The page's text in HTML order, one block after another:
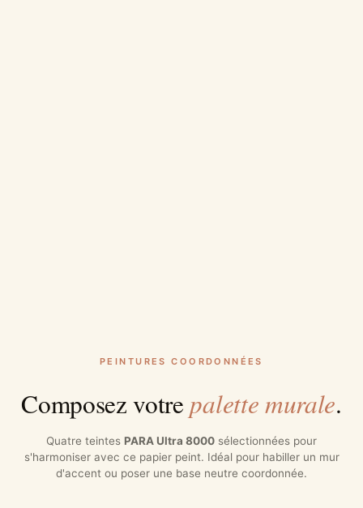
PEINTURES COORDONNÉES
Composez votrepalette murale.
Quatre teintes PARA Ultra 8000 sélectionnées pour
s'harmoniser avec ce papier peint. Idéal pour habiller un mur
d'accent ou poser une base neutre coordonnée.